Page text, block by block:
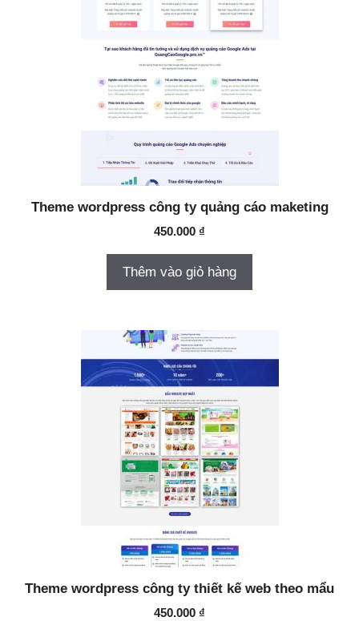
Theme wordpress công ty quảng cáo maketing
450.000 ₫
Thêm vào giỏ hàng
Theme wordpress công ty thiết kế web theo mẩu
450.000 ₫